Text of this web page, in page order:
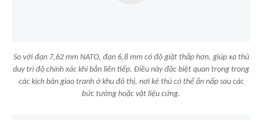
So với đạn 7,62 mm NATO, đạn 6,8 mm có độ giật thấp hơn, giúp xạ thủ
duy trì độ chính xác khi bắn liên tiếp. Điều này đặc biệt quan trọng trong
các kịch bản giao tranh ở khu đô thị, nơi kẻ thù có thể ẩn nấp sau các
bức tường hoặc vật liệu cứng.